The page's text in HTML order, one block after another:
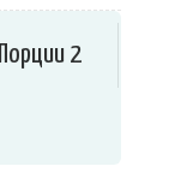
Порции 2